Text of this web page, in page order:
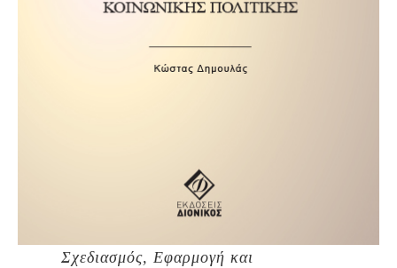
Σχεδιασμός, Εφαρμογή και